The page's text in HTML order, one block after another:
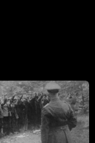
-
od rządu
dróżnikowi,
miejsca tej akcji.